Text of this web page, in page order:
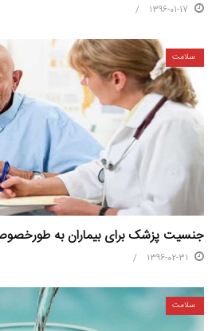
1396-01-17
سلامت
جنسیت پزشک برای بیماران به
1396-02-31
سلامت